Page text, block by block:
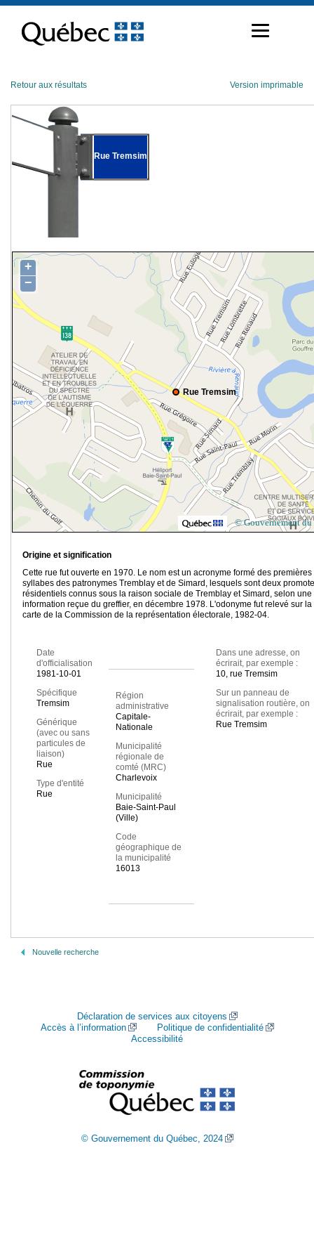
contenu
Retour aux résultats Version imprimable
Rue Tremsim
Rue Tremsim
+
−
© Gouvernement du
Origine et signification
Cette rue fut ouverte en 1970. Le nom est un acronyme formé des premières
syllabes des patronymes Tremblay et de Simard, lesquels sont deux
résidentiels connus sous la raison sociale de Tremblay et Simard, selon une
information reçue du greffier, en décembre 1978. L'odonyme fut relevé sur la
carte de la Commission de la représentation électorale, 1982-04.
Date
d'officialisation
1981-10-01
Spécifique
Tremsim
Générique
(avec ou sans
particules de
liaison)
Rue
Type d'entité
Rue
Région
administrative
Capitale-
Nationale
Municipalité
régionale de
comté (MRC)
Charlevoix
Municipalité
Baie-Saint-Paul
(Ville)
Code
géographique de
la municipalité
16013
Dans une adresse, on
écrirait, par exemple :
10, rue Tremsim
Sur un panneau de
signalisation routière, on
écrirait, par exemple :
Rue Tremsim
Nouvelle recherche
Déclaration de services aux citoyens
Accès à l’information
Politique de confidentialité
Accessibilité
© Gouvernement du Québec, 2024